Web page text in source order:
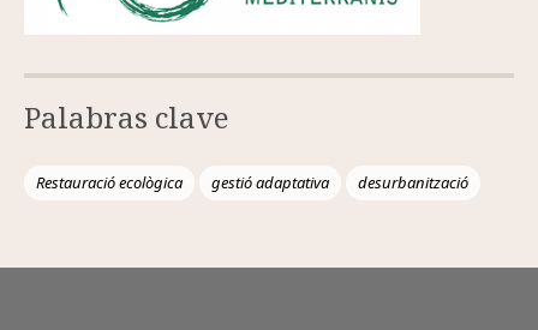
Palabras clave
Restauració ecològica gestió adaptativa desurbanització